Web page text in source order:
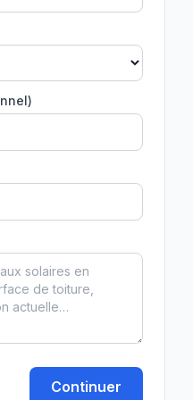
Continuer